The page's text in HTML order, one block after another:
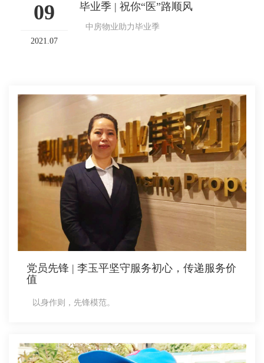
09
2021.07
毕业季 | 祝你“医”路顺风
中房物业助力毕业季
党员先锋 | 李玉平坚守服务初心，传递服务价
值
以身作则，先锋模范。